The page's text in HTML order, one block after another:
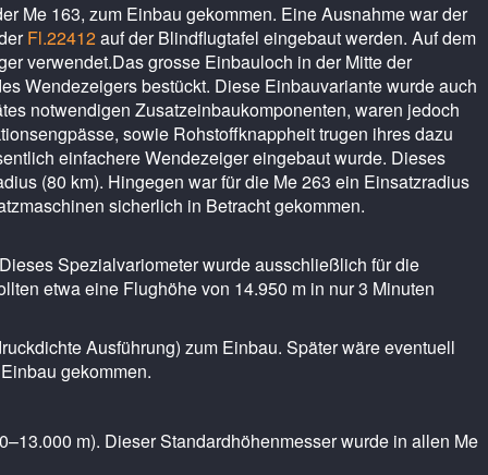
Me 163, zum Einbau gekommen. Eine Ausnahme war der
Fl.22412auf der Blindflugtafel eingebaut werden. Auf dem
verwendet.Das grosse Einbauloch in der Mitte der
Wendezeigers bestückt. Diese Einbauvariante wurde auch
notwendigen Zusatzeinbaukomponenten, waren jedoch
sowie Rohstoffknappheit trugen ihres dazu
einfachere Wendezeiger eingebaut wurde. Dieses
(80 km). Hingegen war für die Me 263 ein Einsatzradius
sicherlich in Betracht gekommen.
Spezialvariometer wurde ausschließlich für die
etwa eine Flughöhe von 14.950 m in nur 3 Minuten
Ausführung) zum Einbau. Später wäre eventuell
gekommen.
m). Dieser Standardhöhenmesser wurde in allen Me